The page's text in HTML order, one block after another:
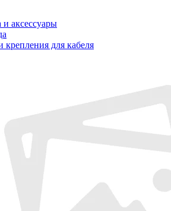
аксессуары
для кабеля